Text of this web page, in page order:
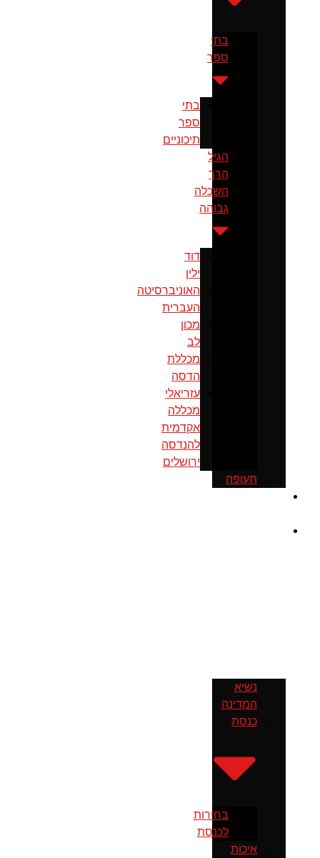
בתי
ספר
בתי
ספר
תיכוניים
הגיל
הרך
השכלה
גבוהה
דוד
ילין
האוניברסיטה
העברית
מכון
לב
מכללת
הדסה
עזריאלי
מכללה
אקדמית
להנדסה
ירושלים
תעופה
נשיא
המדינה
כנסת
בחירות
לכנסת
איכות